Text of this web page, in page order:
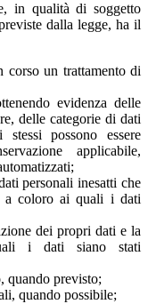
in qualità di soggetto
dalla legge, ha il
corso un trattamento di
evidenza delle
delle categorie di dati
possono essere
applicabile,
personali inesatti che
a coloro ai quali i dati
dei propri dati e la
i dati siano stati
quando previsto;
quando possibile;